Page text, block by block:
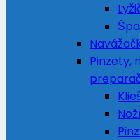
Pinzety,